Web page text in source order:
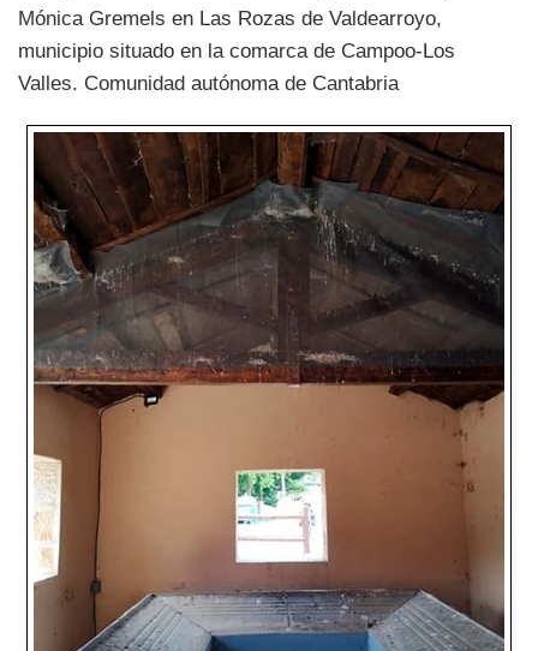
Mónica Gremels en Las Rozas de Valdearroyo,
municipio situado en la comarca de Campoo-Los
Valles. Comunidad autónoma de Cantabria